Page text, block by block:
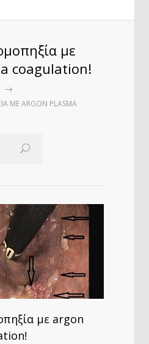
με
coagulation!
ΜΕ ARGON PLASMA
με argon